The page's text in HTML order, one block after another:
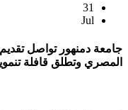
31
Jul
جامعة دمنهور تواصل
المصري وتطلق قافلة